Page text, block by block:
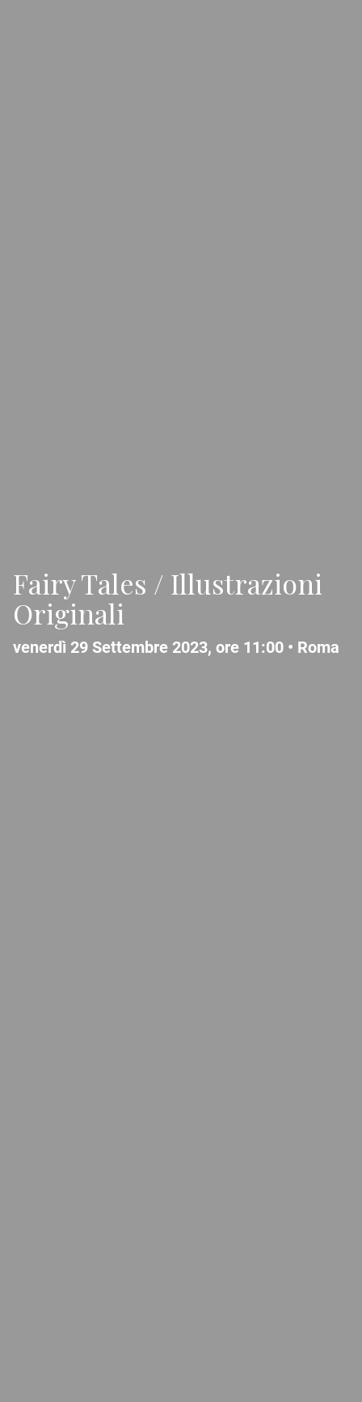
Fairy Tales / Illustrazioni
Originali
venerdì 29 Settembre 2023, ore 11:00 • Roma